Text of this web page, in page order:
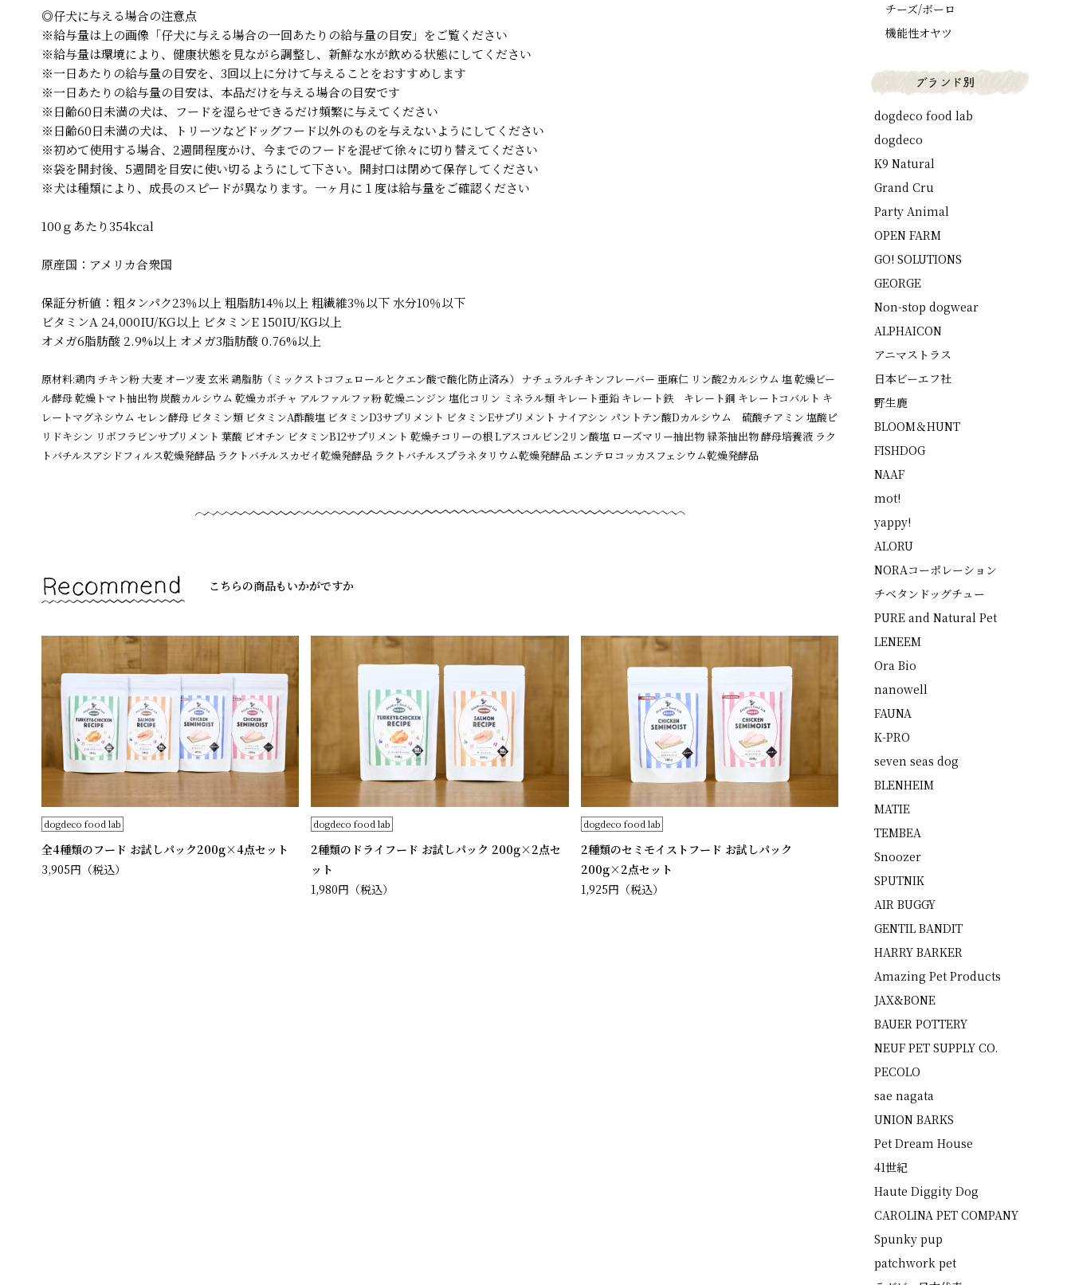
◎仔犬に与える場合の注意点
※給与量は上の画像「仔犬に与える場合の一回あたりの給与量の目安」をご覧ください
※給与量は環境により、健康状態を見ながら調整し、新鮮な水が飲める状態にしてください
※一日あたりの給与量の目安を、3回以上に分けて与えることをおすすめします
※一日あたりの給与量の目安は、本品だけを与える場合の目安です
※日齢60日未満の犬は、フードを湿らせできるだけ頻繁に与えてください
※日齢60日未満の犬は、トリーツなどドッグフード以外のものを与えないようにしてください
※初めて使用する場合、2週間程度かけ、今までのフードを混ぜて徐々に切り替えてください
※袋を開封後、5週間を目安に使い切るようにして下さい。開封口は閉めて保存してください
※犬は種類により、成長のスピードが異なります。一ヶ月に１度は給与量をご確認ください
100ｇあたり354kcal
原産国：アメリカ合衆国
保証分析値：粗タンパク23％以上 粗脂肪14％以上 粗繊維3％以下 水分10％以下
ビタミンA 24,000IU/KG以上 ビタミンE 150IU/KG以上
オメガ6脂肪酸 2.9%以上 オメガ3脂肪酸 0.76%以上
原材料:鶏肉 チキン粉 大麦 オーツ麦 玄米 鶏脂肪（ミックストコフェロールとクエン酸で酸化防止済み） ナチュラルチキンフレーバー 亜麻仁 リン酸2カルシウム 塩 乾燥ビー
ル酵母 乾燥トマト抽出物 炭酸カルシウム 乾燥カボチャ アルファルファ粉 乾燥ニンジン 塩化コリン ミネラル類 キレート亜鉛 キレート鉄 キレート銅 キレートコバルト キ
レートマグネシウム セレン酵母 ビタミン類 ビタミンA酢酸塩 ビタミンD3サプリメント ビタミンEサプリメント ナイアシン パントテン酸Dカルシウム 硫酸チアミン 塩酸ピ
リドキシン リボフラビンサプリメント 葉酸 ビオチン ビタミンB12サプリメント 乾燥チコリーの根 Lアスコルビン2リン酸塩 ローズマリー抽出物 緑茶抽出物 酵母培養液 ラク
トバチルスアシドフィルス乾燥発酵品 ラクトバチルスカゼイ乾燥発酵品 ラクトバチルスプラネタリウム乾燥発酵品 エンテロコッカスフェシウム乾燥発酵品
こちらの商品もいかがですか
dogdeco food lab
全4種類のフード お試しパック200g×4点セット
3,905円 （税込）
dogdeco food lab
2種類のドライフード お試しパック 200g×2点セ
ット
1,980円 （税込）
dogdeco food lab
2種類のセミモイストフード お試しパック
200g×2点セット
1,925円 （税込）
チーズ/ボーロ
機能性オヤツ
dogdeco food lab
dogdeco
K9 Natural
Grand Cru
Party Animal
OPEN FARM
GO! SOLUTIONS
GEORGE
Non-stop dogwear
ALPHAICON
アニマストラス
日本ビーエフ社
野生鹿
BLOOM＆HUNT
FISHDOG
NAAF
mot!
yappy!
ALORU
NORAコーポレーション
チベタンドッグチュー
PURE and Natural Pet
LENEEM
Ora Bio
nanowell
FAUNA
K-PRO
seven seas dog
BLENHEIM
MATIE
TEMBEA
Snoozer
SPUTNIK
AIR BUGGY
GENTIL BANDIT
HARRY BARKER
Amazing Pet Products
JAX&BONE
BAUER POTTERY
NEUF PET SUPPLY CO.
PECOLO
sae nagata
UNION BARKS
Pet Dream House
41世紀
Haute Diggity Dog
CAROLINA PET COMPANY
Spunky pup
patchwork pet